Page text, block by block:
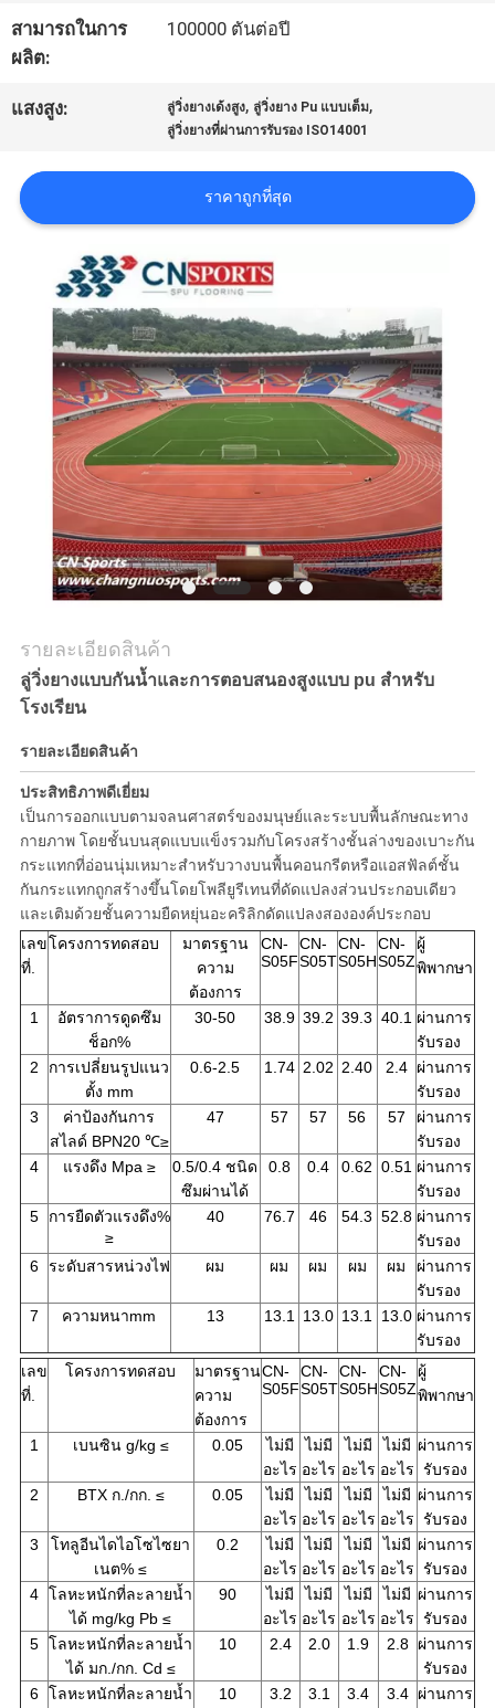
เรา
ขอ
ใบ
เสนอ
ราคา
แผนผัง
เว็บไซต์
PRIVACY
POLICY
สามารถในการ
ผลิต:
100000 ตันต่อปี
แสงสูง: ลู่วิ่งยางเด้งสูง, ลู่วิ่งยาง Pu แบบเต็ม,
ลู่วิ่งยางที่ผ่านการรับรอง ISO14001
ราคาถูกที่สุด
รายละเอียดสินค้า
ลู่วิ่งยางแบบกันน้ำและการตอบสนองสูงแบบ pu สำหรับ
โรงเรียน
รายละเอียดสินค้า
ประสิทธิภาพดีเยี่ยม
เป็นการออกแบบตามจลนศาสตร์ของมนุษย์และระบบพื้นลักษณะทาง
กายภาพ โดยชั้นบนสุดแบบแข็งรวมกับโครงสร้างชั้นล่างของเบาะกัน
กระแทกที่อ่อนนุ่มเหมาะสำหรับวางบนพื้นคอนกรีตหรือแอสฟัลต์ชั้น
กันกระแทกถูกสร้างขึ้นโดยโพลียูรีเทนที่ดัดแปลงส่วนประกอบเดียว
และเติมด้วยชั้นความยืดหยุ่นอะคริลิกดัดแปลงสององค์ประกอบ
เลข
ที่.
โครงการทดสอบ
มาตรฐาน
ความ
ต้องการ
CN-
S05F
CN-
S05T
CN-
S05H
CN-
S05Z
ผู้
พิพากษา
1
อัตราการดูดซึม
ช็อก%
30-50 38.9 39.2 39.3 40.1 ผ่านการ
รับรอง
2
การเปลี่ยนรูปแนว
ตั้ง mm
0.6-2.5 1.74 2.02 2.40 2.4 ผ่านการ
รับรอง
3
ค่าป้องกันการ
สไลด์ BPN20 ℃≥
47 57 57 56 57
ผ่านการ
รับรอง
4
แรงดึง Mpa ≥
0.5/0.4 ชนิด
ซึมผ่านได้
0.8 0.4 0.62 0.51 ผ่านการ
รับรอง
5
การยืดตัวแรงดึง%
≥
40 76.7 46 54.3 52.8 ผ่านการ
รับรอง
6 ระดับสารหน่วงไฟ ผม ผม ผม ผม ผม
ผ่านการ
รับรอง
7
ความหนาmm 13 13.1 13.0 13.1 13.0 ผ่านการ
รับรอง
เลข
ที่.
โครงการทดสอบ
มาตรฐาน
ความ
ต้องการ
CN-
S05F
CN-
S05T
CN-
S05H
CN-
S05Z
ผู้
พิพากษา
1 เบนซิน g/kg ≤ 0.05
ไม่มี
อะไร
ไม่มี
อะไร
ไม่มี
อะไร
ไม่มี
อะไร
ผ่านการ
รับรอง
2
BTX ก./กก. ≤ 0.05
ไม่มี
อะไร
ไม่มี
อะไร
ไม่มี
อะไร
ไม่มี
อะไร
ผ่านการ
รับรอง
3
โทลูอีนไดไอโซไซยา
เนต% ≤
0.2
ไม่มี
อะไร
ไม่มี
อะไร
ไม่มี
อะไร
ไม่มี
อะไร
ผ่านการ
รับรอง
4 โลหะหนักที่ละลายน้ำ
ได้ mg/kg Pb ≤
90
ไม่มี
อะไร
ไม่มี
อะไร
ไม่มี
อะไร
ไม่มี
อะไร
ผ่านการ
รับรอง
5 โลหะหนักที่ละลายน้ำ
ได้ มก./กก. Cd ≤
10 2.4 2.0 1.9 2.8 ผ่านการ
รับรอง
6 โลหะหนักที่ละลายน้ำ 10 3.2 3.1 3.4 3.4 ผ่านการ